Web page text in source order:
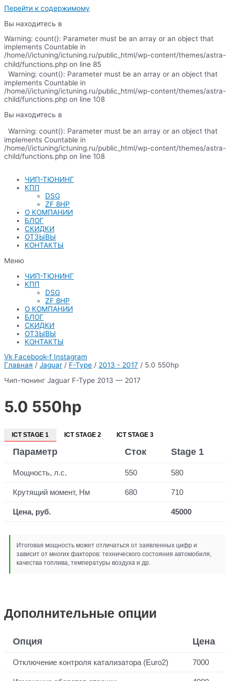
Перейти к содержимому
Вы находитесь в
Warning: count(): Parameter must be an array or an object that
implements Countable in
/home/i/ictuning/ictuning.ru/public_html/wp-content/themes/astra-
child/functions.php on line 85
Warning: count(): Parameter must be an array or an object that
implements Countable in
/home/i/ictuning/ictuning.ru/public_html/wp-content/themes/astra-
child/functions.php on line 108
Вы находитесь в
Warning: count(): Parameter must be an array or an object that
implements Countable in
/home/i/ictuning/ictuning.ru/public_html/wp-content/themes/astra-
child/functions.php on line 108
ЧИП-ТЮНИНГ
КПП
DSG
ZF 8HP
О КОМПАНИИ
БЛОГ
СКИДКИ
ОТЗЫВЫ
КОНТАКТЫ
Меню
ЧИП-ТЮНИНГ
КПП
DSG
ZF 8HP
О КОМПАНИИ
БЛОГ
СКИДКИ
ОТЗЫВЫ
КОНТАКТЫ
Vk Facebook-f Instagram
Главная / Jaguar / F-Type / 2013 - 2017 / 5.0 550hp
Чип-тюнинг Jaguar F-Type 2013 — 2017
5.0 550hp
ICT STAGE 1 ICT STAGE 2 ICT STAGE 3
Параметр Сток Stage 1
Мощность, л.с. 550 580
Крутящий момент, Нм 680 710
Цена, руб. 45000
Итоговая мощность может отличаться от заявленных цифр и
зависит от многих факторов: технического состояния автомобиля,
качества топлива, температуры воздуха и др.
Дополнительные опции
Опция Цена
Отключение контроля катализатора (Euro2) 7000